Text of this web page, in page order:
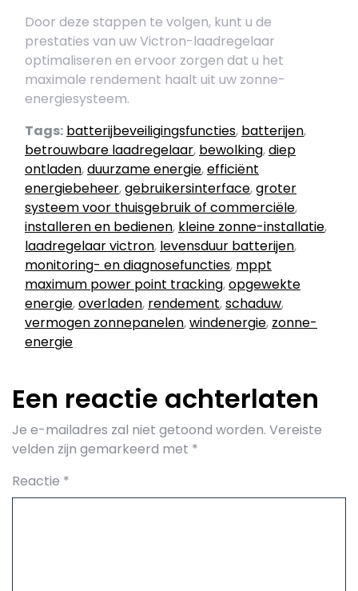
Door deze stappen te volgen, kunt u de
prestaties van uw Victron-laadregelaar
optimaliseren en ervoor zorgen dat u het
maximale rendement haalt uit uw zonne-
energiesysteem.
Tags: batterijbeveiligingsfuncties, batterijen,
betrouwbare laadregelaar, bewolking,diep
ontladen,duurzame energie,efficiënt
energiebeheer,gebruikersinterface,groter
systeem voor thuisgebruik of commerciële,
installeren en bedienen, kleine zonne-installatie,
laadregelaar victron, levensduur batterijen,
monitoring- en diagnosefuncties, mppt
maximum power point tracking,opgewekte
energie,overladen, rendement,schaduw,
vermogen zonnepanelen,windenergie, zonne-
energie
Een reactie achterlaten
Je e-mailadres zal niet getoond worden. Vereiste
velden zijn gemarkeerd met *
Reactie *